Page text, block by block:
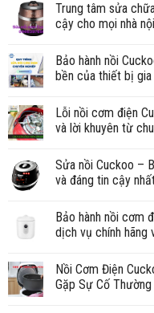
Trung tâm sửa
cậy cho mọi nhà
Bảo hành nồi
bền của thiết bị
Lỗi nồi cơm điện
và lời khuyên từ
Sửa nồi Cuckoo –
và đáng tin cậy
Bảo hành nồi cơm
dịch vụ chính hãng
Nồi Cơm Điện
Gặp Sự Cố Thường